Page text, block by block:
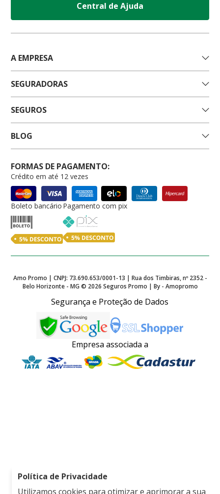
Política de Privacidade
Utilizamos cookies para otimizar e aprimorar a sua
Central de Ajuda
A EMPRESA
SEGURADORAS
SEGUROS
BLOG
FORMAS DE PAGAMENTO:
Crédito em até 12 vezes
Boleto bancário Pagamento com pix
Amo Promo | CNPJ: 73.690.653/0001-13 | Rua dos Timbiras, nº 2352 -
Belo Horizonte - MG © 2026 Seguros Promo | By - Amopromo
Segurança e Proteção de Dados
Empresa associada a